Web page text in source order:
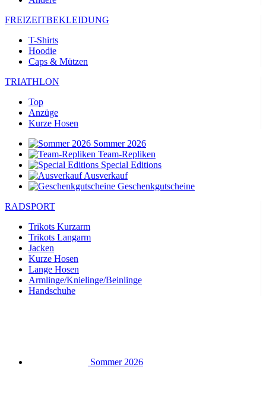
FREIZEITBEKLEIDUNG
T-Shirts
Hoodie
Caps & Mützen
TRIATHLON
Top
Anzüge
Kurze Hosen
Sommer 2026
Team-Repliken
Special Editions
Ausverkauf
Geschenkgutscheine
RADSPORT
Trikots Kurzarm
Trikots Langarm
Jacken
Kurze Hosen
Lange Hosen
Armlinge/Knielinge/Beinlinge
Handschuhe